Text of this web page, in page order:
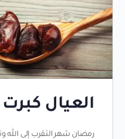
العيال كبرت
رمضان شهر التقرب إلى الله